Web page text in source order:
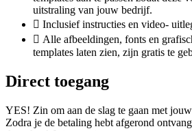
uitstraling van jouw bedrijf.
Inclusief instructies en video-
Alle afbeeldingen, fonts en
templates laten zien, zijn gratis te
Direct toegang
YES! Zin om aan de slag te gaan met
Zodra je de betaling hebt afgerond